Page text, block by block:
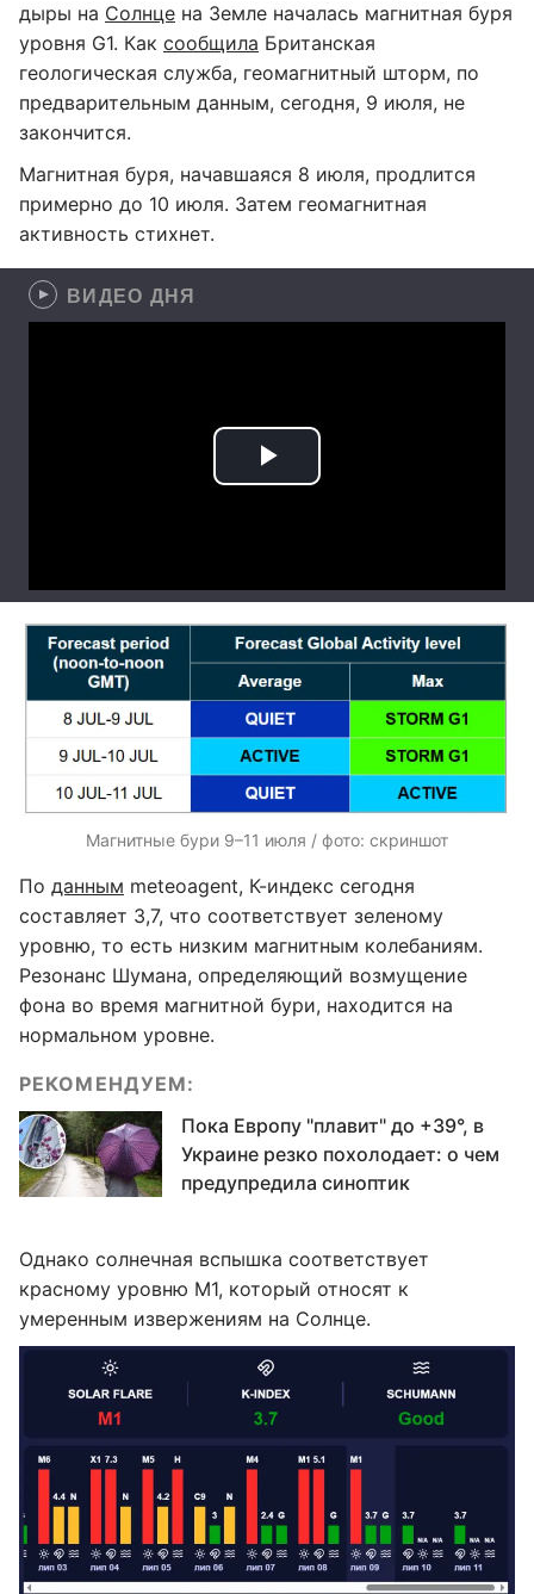
дыры на Солнце на Земле началась магнитная буря
уровня G1. Как сообщила Британская
геологическая служба, геомагнитный шторм, по
предварительным данным, сегодня, 9 июля, не
закончится.
Магнитная буря, начавшаяся 8 июля, продлится
примерно до 10 июля. Затем геомагнитная
активность стихнет.
ВИДЕО ДНЯ
Магнитные бури 9–11 июля / фото: скриншот
По данным meteoagent, К-индекс сегодня
составляет 3,7, что соответствует зеленому
уровню, то есть низким магнитным колебаниям.
Резонанс Шумана, определяющий возмущение
фона во время магнитной бури, находится на
нормальном уровне.
РЕКОМЕНДУЕМ:
Пока Европу "плавит" до +39°, в
Украине резко похолодает: о чем
предупредила синоптик
Однако солнечная вспышка соответствует
красному уровню М1, который относят к
умеренным извержениям на Солнце.